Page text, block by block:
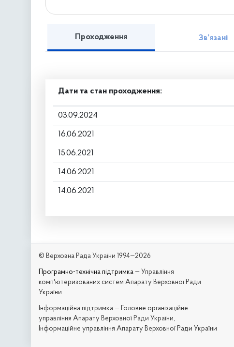
Проходження Зв’язані
Дати та стан проходження:
03.09.2024
16.06.2021
15.06.2021
14.06.2021
14.06.2021
© Верховна Рада України 1994—2026
Програмно-технічна підтримка — Управління
комп'ютеризованих систем Апарату Верховної Ради
України
Iнформаційна підтримка — Головне організаційне
управління Апарату Верховної Ради України,
Інформаційне управління Апарату Верховної Ради України